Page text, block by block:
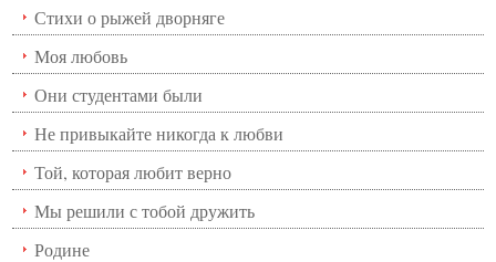
Стихи о рыжей дворняге
Моя любовь
Они студентами были
Не привыкайте никогда к любви
Той, которая любит верно
Мы решили с тобой дружить
Родине